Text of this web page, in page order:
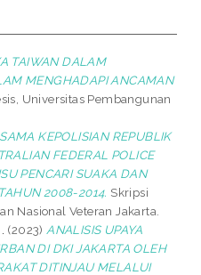
TAIWAN DALAM
MENGHADAPI ANCAMAN
Universitas Pembangunan
KEPOLISIAN REPUBLIK
FEDERAL POLICE
PENCARI SUAKA DAN
2008-2014. Skripsi
Nasional Veteran Jakarta.
(2023) ANALISIS UPAYA
DI DKI JAKARTA OLEH
DITINJAU MELALUI